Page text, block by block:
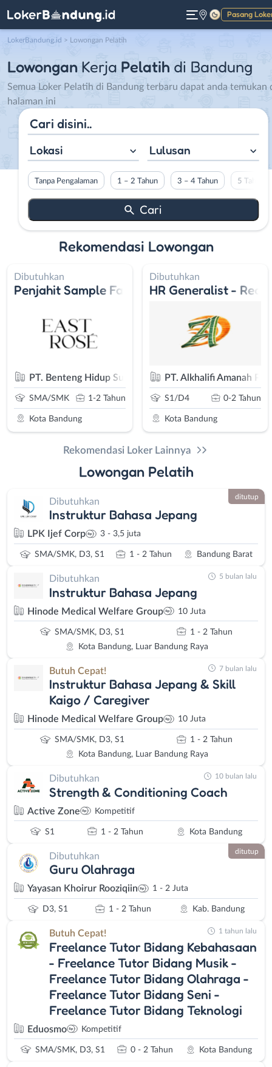
Pasang
Gelap
LokerBandung.id > Lowongan Pelatih
Lowongan Kerja Pelatih di Bandung
Semua Loker Pelatih di Bandung terbaru dapat anda temukan
halaman ini
Lokasi Lulusan
Tanpa Pengalaman 1 – 2 Tahun 3 – 4 Tahun 5 Tahun
Rekomendasi Lowongan
Dibutuhkan
Penjahit Sample Fashion Wanita
PT. Benteng Hidup Sukses
SMA/SMK 1-2 Tahun
Kota Bandung
Dibutuhkan
HR Generalist -
PT. Alkhalifi Amanah
S1/D4 0-2 Tahun
Kota Bandung
Rekomendasi Loker Lainnya
Lowongan Pelatih
Dibutuhkan
Instruktur Bahasa Jepang
LPK Ijef Corp 3 - 3,5 juta
SMA/SMK, D3, S1 1 - 2 Tahun Bandung Barat
ditutup
Dibutuhkan
Instruktur Bahasa Jepang
Hinode Medical Welfare Group 10 Juta
SMA/SMK, D3, S1
1 - 2 Tahun
Kota Bandung, Luar Bandung Raya
5 bulan lalu
Butuh Cepat!
Instruktur Bahasa Jepang & Skill
Kaigo / Caregiver
Hinode Medical Welfare Group 10 Juta
SMA/SMK, D3, S1
1 - 2 Tahun
Kota Bandung, Luar Bandung Raya
7 bulan lalu
Dibutuhkan
Strength & Conditioning Coach
Active Zone Kompetitif
S1 1 - 2 Tahun Kota Bandung
10 bulan lalu
Dibutuhkan
Guru Olahraga
Yayasan Khoirur Rooziqiin 1 - 2 Juta
D3, S1 1 - 2 Tahun Kab. Bandung
ditutup
Butuh Cepat!
Freelance Tutor Bidang Kebahasaan
- Freelance Tutor Bidang Musik -
Freelance Tutor Bidang Olahraga -
Freelance Tutor Bidang Seni -
Freelance Tutor Bidang Teknologi
Eduosmo Kompetitif
SMA/SMK, D3, S1 0 - 2 Tahun Kota Bandung
1 tahun lalu